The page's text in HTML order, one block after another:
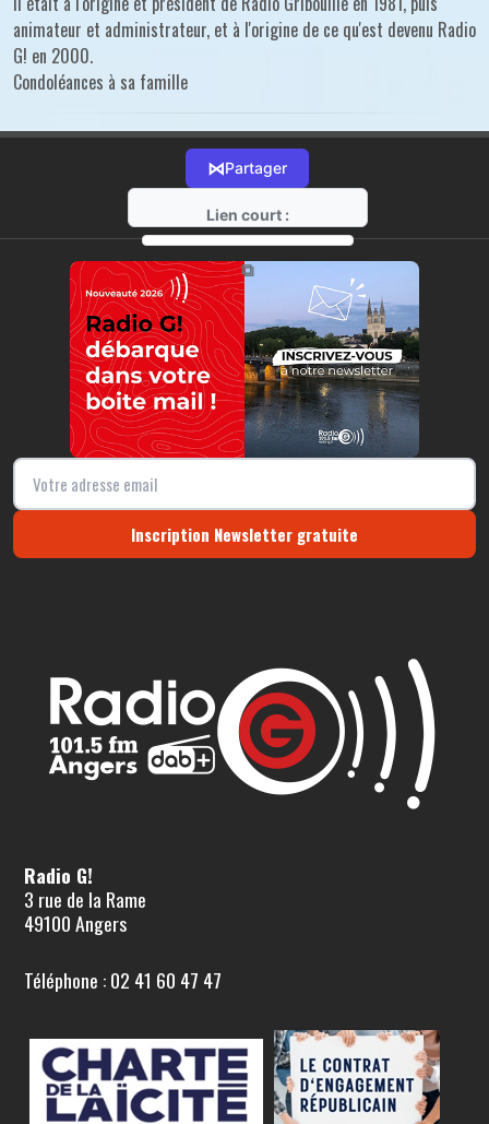
animateur et administrateur, et à l'origine de ce qu'est devenu Radio
G! en 2000.
Condoléances à sa famille
⋈Partager
Lien court :
https://radio-g.fr?r89
⧉
Inscription Newsletter gratuite
Radio G!
3 rue de la Rame
49100 Angers
Téléphone : 02 41 60 47 47